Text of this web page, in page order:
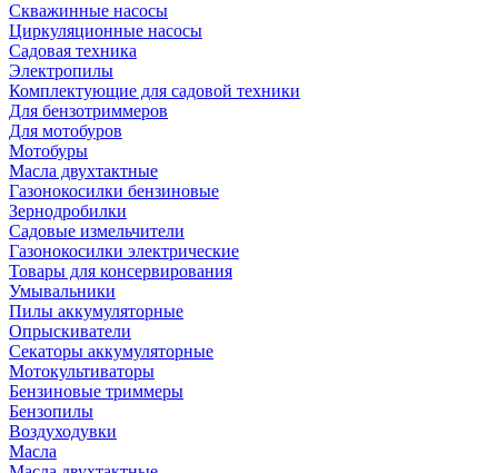
Скважинные насосы
Циркуляционные насосы
Садовая техника
Электропилы
Комплектующие для садовой техники
Для бензотриммеров
Для мотобуров
Мотобуры
Масла двухтактные
Газонокосилки бензиновые
Зернодробилки
Садовые измельчители
Газонокосилки электрические
Товары для консервирования
Умывальники
Пилы аккумуляторные
Опрыскиватели
Секаторы аккумуляторные
Мотокультиваторы
Бензиновые триммеры
Бензопилы
Воздуходувки
Масла